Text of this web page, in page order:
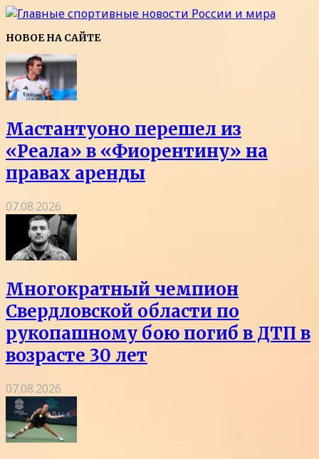
НОВОЕ НА САЙТЕ
Мастантуоно перешел из
«Реала» в «Фиорентину» на
правах аренды
07.08.2026
Многократный чемпион
Свердловской области по
рукопашному бою погиб в ДТП в
возрасте 30 лет
07.08.2026